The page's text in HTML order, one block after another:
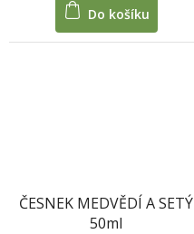
Do košíku
ČESNEK MEDVĚDÍ A SETÝ
50ml